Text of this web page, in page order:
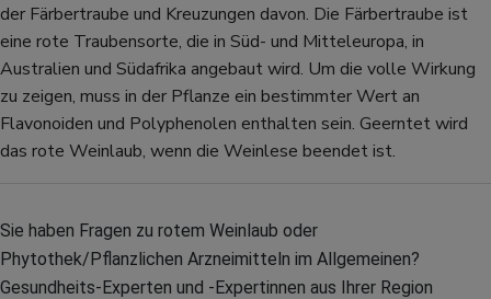
der Färbertraube und Kreuzungen davon. Die Färbertraube ist
eine rote Traubensorte, die in Süd- und Mitteleuropa, in
Australien und Südafrika angebaut wird. Um die volle Wirkung
zu zeigen, muss in der Pflanze ein bestimmter Wert an
Flavonoiden und Polyphenolen enthalten sein. Geerntet wird
das rote Weinlaub, wenn die Weinlese beendet ist.
Sie haben Fragen zu rotem Weinlaub oder
Phytothek/Pflanzlichen Arzneimitteln im Allgemeinen?
Gesundheits-Experten und -Expertinnen aus Ihrer Region